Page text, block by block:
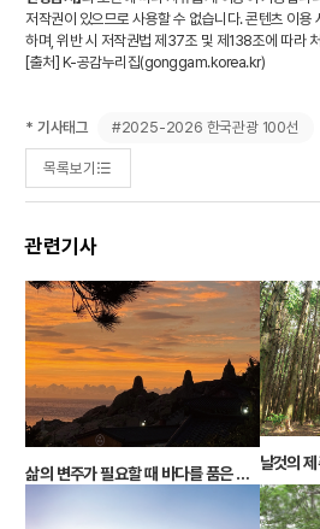
저작권이 있으므로 사용할 수 없습니다. 콘텐츠 이용
하며, 위반 시 저작권법 제37조 및 제138조에 따라
[출처] K-공감누리집(gonggam.korea.kr)
* 기사태그 #2025-2026 한국관광 100선
목록보기
관련기사
삶의 변주가 필요할 때 바다를 품은 사찰에서 테마파크까지